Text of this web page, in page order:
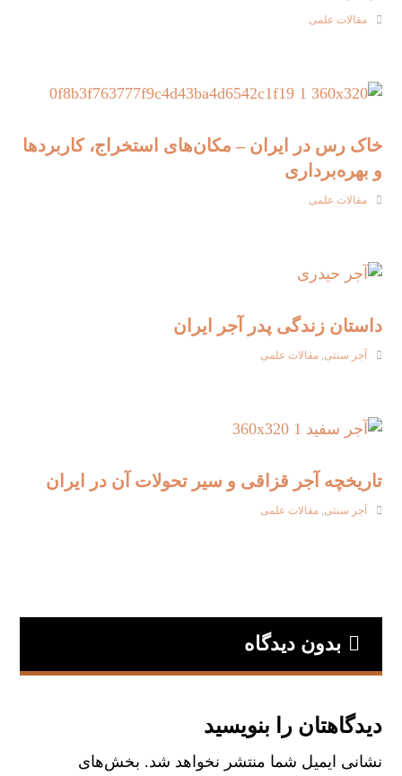
مقالات علمی
خاک رس در ایران – مکان‌های استخراج، کاربردها
و بهره‌برداری
مقالات علمی
داستان زندگی پدر آجر ایران
آجر سنتی,مقالات علمی
تاریخچه آجر قزاقی و سیر تحولات آن در ایران
آجر سنتی,مقالات علمی
بدون دیدگاه
دیدگاهتان را بنویسید
نشانی ایمیل شما منتشر نخواهد شد. بخش‌های